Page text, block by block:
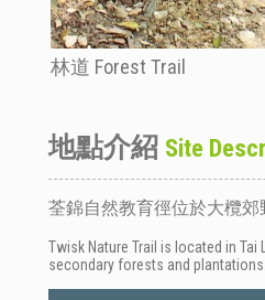
林道 Forest Trail
地點介紹 Site
荃錦自然教育徑位於大欖
Twisk Nature Trail is located in
secondary forests and plantations.